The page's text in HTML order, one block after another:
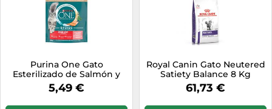
Purina One Gato
Esterilizado de Salmón y
Trigo 800 gr
5,49 €
Royal Canin Gato Neutered
Satiety Balance 8 Kg
61,73 €